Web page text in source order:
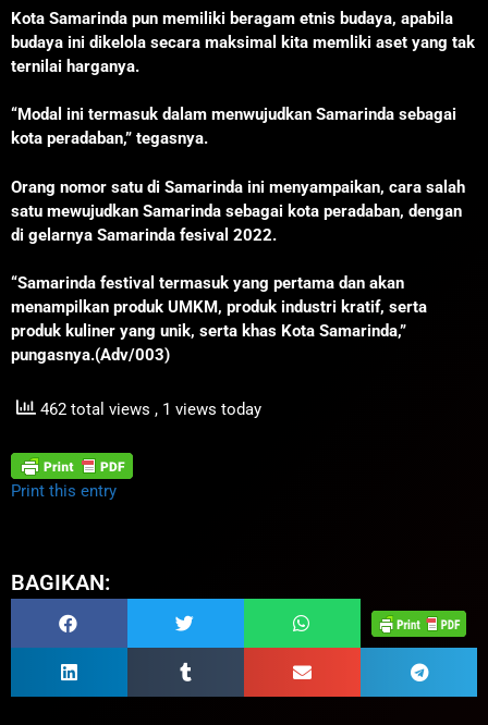
Kota Samarinda pun memiliki beragam etnis budaya, apabila
budaya ini dikelola secara maksimal kita memliki aset yang tak
ternilai harganya.
“Modal ini termasuk dalam menwujudkan Samarinda sebagai
kota peradaban,” tegasnya.
Orang nomor satu di Samarinda ini menyampaikan, cara salah
satu mewujudkan Samarinda sebagai kota peradaban, dengan
di gelarnya Samarinda fesival 2022.
“Samarinda festival termasuk yang pertama dan akan
menampilkan produk UMKM, produk industri kratif, serta
produk kuliner yang unik, serta khas Kota Samarinda,”
pungasnya.(Adv/003)
462 total views , 1 views today
Print this entry
BAGIKAN: